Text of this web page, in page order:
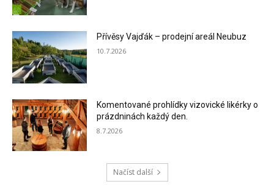
Přívěsy Vajďák – prodejní areál Neubuz
10.7.2026
Komentované prohlídky vizovické likérky o
prázdninách každý den.
8.7.2026
Načíst další